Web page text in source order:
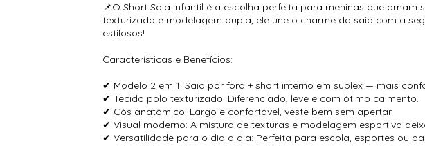
📌O Short Saia Infantil é a escolha perfeita para meninas que
texturizado e modelagem dupla, ele une o charme da saia com a
estilosos!
Características e Benefícios:
✔ Modelo 2 em 1: Saia por fora + short interno em suplex — mais
✔ Tecido polo texturizado: Diferenciado, leve e com ótimo caimento.
✔ Cós anatômico: Largo e confortável, veste bem sem apertar.
✔ Visual moderno: A mistura de texturas e modelagem esportiva
✔ Versatilidade para o dia a dia: Perfeita para escola, esportes ou